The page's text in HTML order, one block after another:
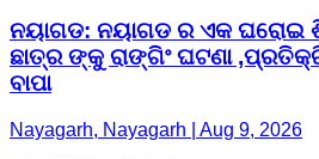
ନୟାଗଡ: ନୟାଗଡ ର ଏକ ଘରୋଇ
ଛାତ୍ର ଙ୍କୁ ରାଙ୍ଗିଂ ଘଟଣା
ବାପା
Nayagarh, Nayagarh | Aug 9, 2026